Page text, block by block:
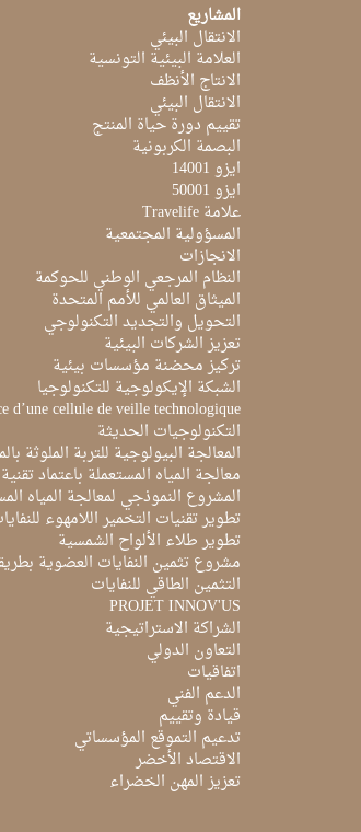
المشاريع
الانتقال البيئي
العلامة البيئية التونسية
الانتاج الأنظف
الانتقال البيئي
تقييم دورة حياة المنتج
البصمة الكربونية
ايزو 14001
ايزو 50001
علامة Travelife
المسؤولية المجتمعية
الانجازات
النظام المرجعي الوطني للحوكمة
الميثاق العالمي للأمم المتحدة
التحويل والتجديد التكنولوجي
تعزيز الشركات البيئية
تركيز محضنة مؤسسات بيئية
الشبكة الإيكولوجية للتكنولوجيا
d’une cellule de veille technologique
التكنولوجيات الحديثة
المعالجة البيولوجية للتربة الملوثة
معالجة المياه المستعملة باعتماد تقنية
المشروع النموذجي لمعالجة المياه
تطوير تقنيات التخمير اللامهوء
تطوير طلاء الألواح الشمسية
مشروع تثمين النفايات العضوية
التثمين الطاقي للنفايات
PROJET INNOV'US
الشراكة الاستراتيجية
التعاون الدولي
اتفاقيات
الدعم الفني
قيادة وتقييم
تدعيم التموقع المؤسساتي
الاقتصاد الأخضر
تعزيز المهن الخضراء